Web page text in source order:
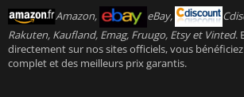
Amazon,
eBay,
Rakuten, Kaufland, Emag, Fruugo, Etsy et Vinted.
directement sur nos sites officiels, vous
complet et des meilleurs prix garantis.